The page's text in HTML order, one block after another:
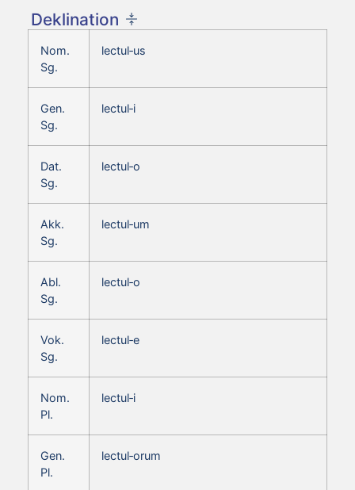
Deklination
Nom.
Sg.
lectul‑us
Gen.
Sg.
lectul‑i
Dat.
Sg.
lectul‑o
Akk.
Sg.
lectul‑um
Abl.
Sg.
lectul‑o
Vok.
Sg.
lectul‑e
Nom.
Pl.
lectul‑i
Gen.
Pl.
lectul‑orum